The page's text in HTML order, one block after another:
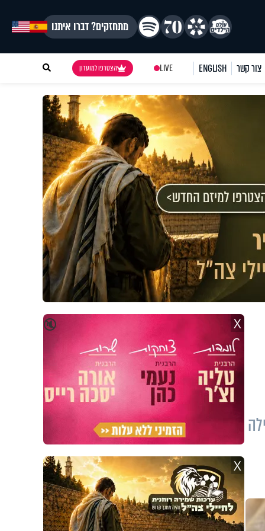
מתחזקים? דברו איתנו
צור קשר ENGLISH
LIVE הצטרפו למועדון
🔇 X
X